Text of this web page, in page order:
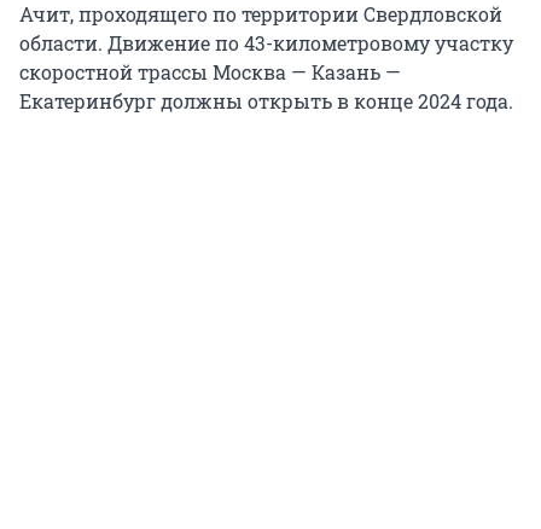
Ачит, проходящего по территории Свердловской
области. Движение по 43-километровому участку
скоростной трассы Москва — Казань —
Екатеринбург должны открыть в конце 2024 года.